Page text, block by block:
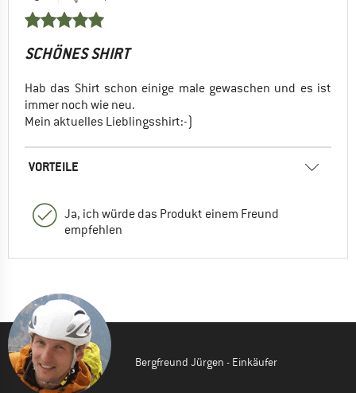
SCHÖNES SHIRT
Hab das Shirt schon einige male gewaschen und es ist
immer noch wie neu.
Mein aktuelles Lieblingsshirt:-)
VORTEILE
Ja, ich würde das Produkt einem Freund
empfehlen
Bergfreund Jürgen - Einkäufer